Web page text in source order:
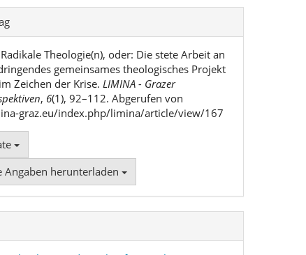
Theologie(n), oder: Die stete Arbeit an
gemeinsames theologisches Projekt
Zeichen der Krise.LIMINA - Grazer
, 6(1), 92–112. Abgerufen von
graz.eu/index.php/limina/article/view/167
Angaben herunterladen